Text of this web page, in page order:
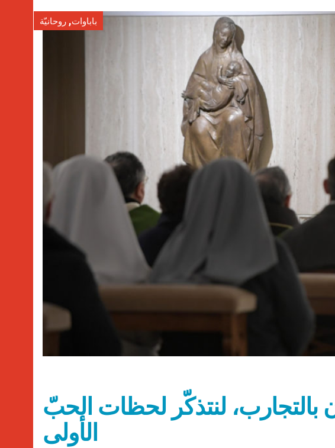
باباوات, روحانيّة
بالتجارب، لنتذكّر لحظات الحبّ
الأولى